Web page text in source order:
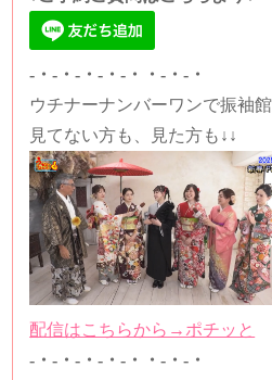
-・-・-・-・-・・-・-・
ウチナーナンバーワンで振袖
見てない方も、見た方も↓↓
配信はこちらから→ポチッと
-・-・-・-・-・・-・-・